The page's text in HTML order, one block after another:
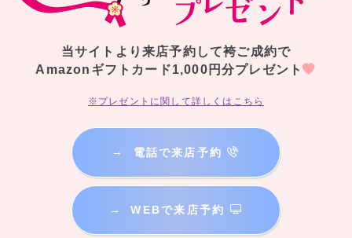
当サイトより来店予約して袴ご成約で
Amazonギフトカード1,000円分プレゼント
※プレゼントに関して詳しくはこちら
→ 電話で来店予約
→ WEBで来店予約